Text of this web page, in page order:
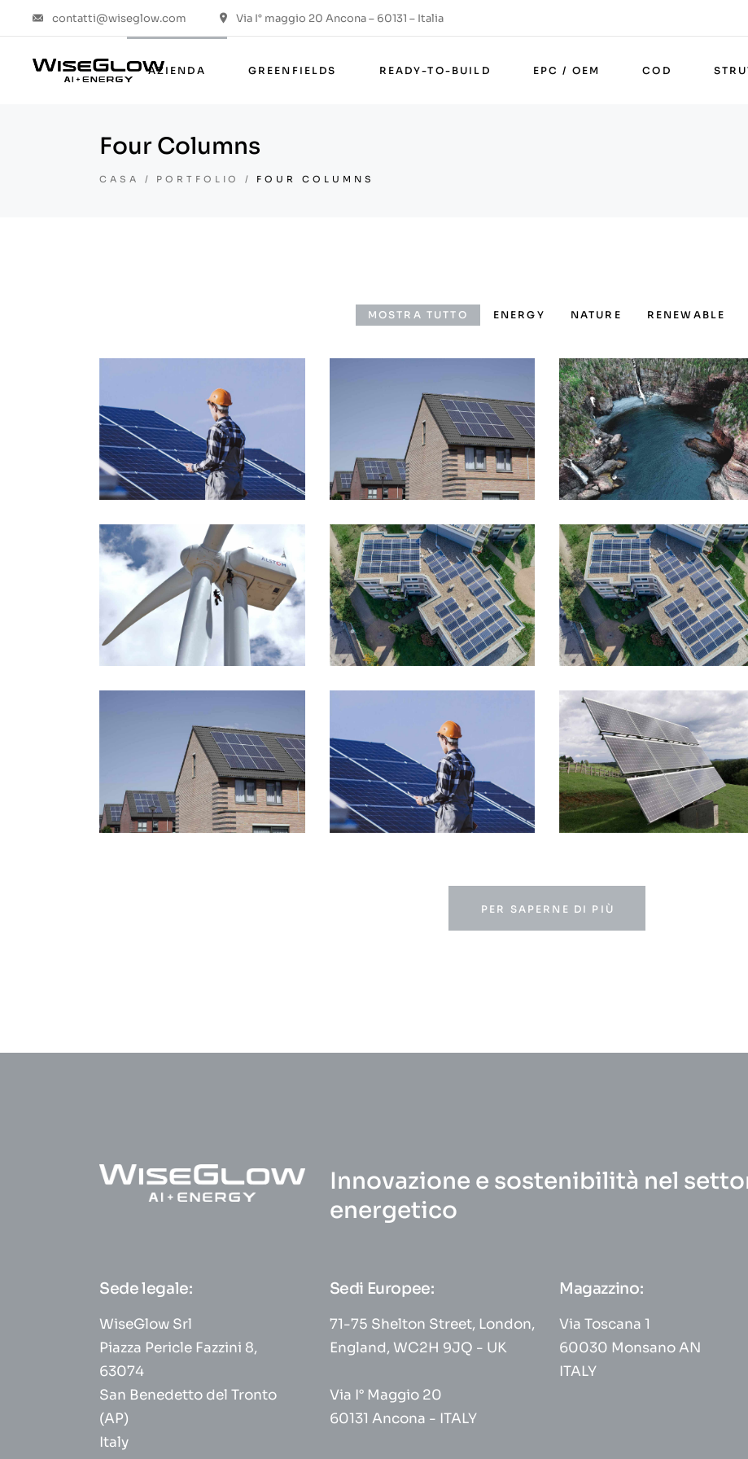
contatti@wiseglow.com Via I° maggio 20 Ancona – 60131 – Italia
AZIENDA
Chi siamo
GREENFIELDS READY-TO-BUILD EPC / OEM COD
Chi siamo
Values & ESG
Four Columns
CASA PORTFOLIO FOUR COLUMNS
MOSTRA TUTTO ENERGY NATURE RENEWABLE
PER SAPERNE DI PIÙ
Innovazione e sostenibilità nel
energetico
Sede legale:
WiseGlow Srl
Piazza Pericle Fazzini 8,
63074
San Benedetto del Tronto
(AP)
Italy
Sedi Europee:
71-75 Shelton Street, London,
England, WC2H 9JQ - UK
Via I° Maggio 20
60131 Ancona - ITALY
Magazzino:
Via Toscana 1
60030 Monsano AN
ITALY